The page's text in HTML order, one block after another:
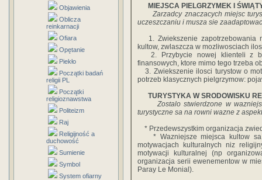
Objawienia
Oblicza
reinkarnacji
Ofiara
Opętanie
Piekło
Początki badań
religii PL
Początki
religioznawstwa
Politeizm
Raj
Religijność a
duchowość
Sumienie
Symbol
System ofiarny
MIEJSCA PIELGRZYMEK I
Zarzadcy znaczacych miejsc
uczeszczaniu i musza sie
1. Zwiekszenie zapotrzebowania
kultow, zwlaszcza w mozliwosciach
2. Przybycie nowej klienteli z
finansowych, ktore mimo tego trzeba
3. Zwiekszenie ilosci turystow o
potrzeb klasycznych pielgrzymow:
TURYSTYKA W SRODOWISKU
Zostalo stwierdzone w
turystyczne sa na rowni wazne z
* Przedewszystkim organizacja
* Wazniejsze miejsca kultow sa
motywacjach kulturalnych niz
motywacji kulturalnej (np
organizacja serii ewenementow w
Paray Le Monial).